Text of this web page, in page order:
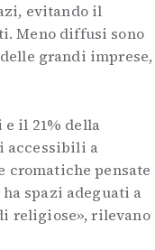
evitando il
Meno diffusi sono
grandi imprese,
il 21% della
accessibili a
cromatiche pensate
spazi adeguati a
religiose», rilevano